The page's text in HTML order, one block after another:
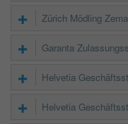
Zürich Mödling
Garanta
Helvetia
Helvetia